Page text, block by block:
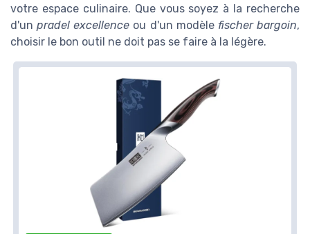
votre espace culinaire. Que vous soyez à la recherche
d'unpradel excellence ou d'un modèle fischer bargoin,
choisir le bon outil ne doit pas se faire à la légère.